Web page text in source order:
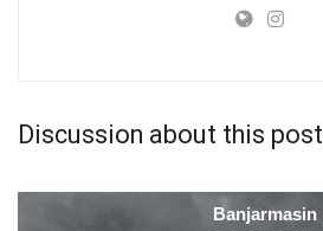
Discussion about this post
Banjarmasin